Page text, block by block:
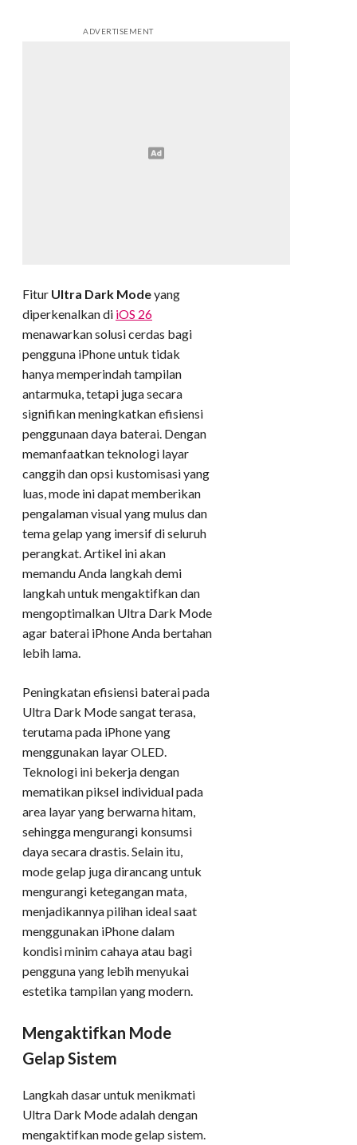
ADVERTISEMENT
Fitur Ultra Dark Modeyang
diperkenalkan di iOS 26
menawarkan solusi cerdas bagi
pengguna iPhone untuk tidak
hanya memperindah tampilan
antarmuka, tetapi juga secara
signifikan meningkatkan efisiensi
penggunaan daya baterai. Dengan
memanfaatkan teknologi layar
canggih dan opsi kustomisasi yang
luas, mode ini dapat memberikan
pengalaman visual yang mulus dan
tema gelap yang imersif di seluruh
perangkat. Artikel ini akan
memandu Anda langkah demi
langkah untuk mengaktifkan dan
mengoptimalkan Ultra Dark Mode
agar baterai iPhone Anda bertahan
lebih lama.
Peningkatan efisiensi baterai pada
Ultra Dark Mode sangat terasa,
terutama pada iPhone yang
menggunakan layar OLED.
Teknologi ini bekerja dengan
mematikan piksel individual pada
area layar yang berwarna hitam,
sehingga mengurangi konsumsi
daya secara drastis. Selain itu,
mode gelap juga dirancang untuk
mengurangi ketegangan mata,
menjadikannya pilihan ideal saat
menggunakan iPhone dalam
kondisi minim cahaya atau bagi
pengguna yang lebih menyukai
estetika tampilan yang modern.
Mengaktifkan Mode
Gelap Sistem
Langkah dasar untuk menikmati
Ultra Dark Mode adalah dengan
mengaktifkan mode gelap sistem.